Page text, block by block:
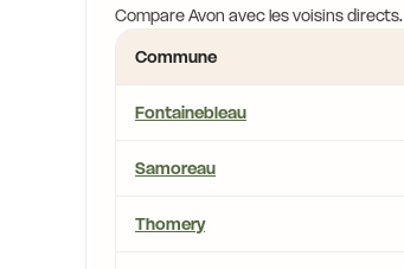
Compare Avon avec les voisins directs.
Commune
Fontainebleau
Samoreau
Thomery